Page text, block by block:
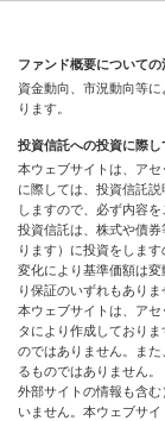
ファンド概要についての
資金動向、市況動向等
ります。
投資信託への投資に際し
本ウェブサイトは、ア
に際しては、投資信託
しますので、必ず内容
投資信託は、株式や債
ります）に投資をしま
変化により基準価額は
り保証のいずれもありま
本ウェブサイトは、ア
タにより作成しており
のではありません。ま
るものではありません
外部サイトの情報も含
いません。本ウェブサ